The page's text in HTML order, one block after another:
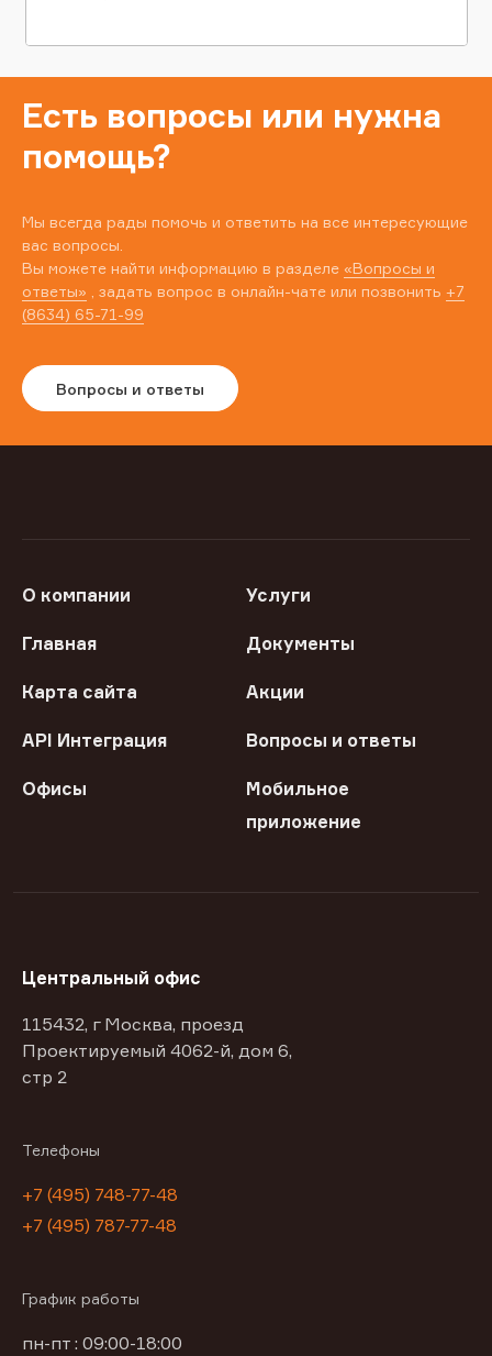
Есть вопросы или нужна
помощь?
Мы всегда рады помочь и ответить на все интересующие
вас вопросы.
Вы можете найти информацию в разделе «Вопросы и
ответы» , задать вопрос в онлайн-чате или позвонить +7
(8634) 65-71-99
Вопросы и ответы
О компании Услуги
Главная Документы
Карта сайта Акции
API Интеграция Вопросы и ответы
Офисы
Мобильное
приложение
Центральный офис
115432, г Москва, проезд
Проектируемый 4062-й, дом 6,
стр 2
Телефоны
+7 (495) 748-77-48
+7 (495) 787-77-48
График работы
пн-пт : 09:00-18:00